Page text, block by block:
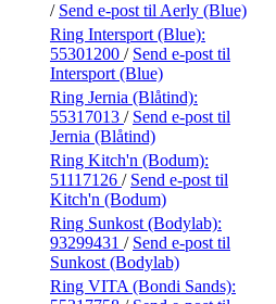
/ Send e-post til Aerly (Blue)
Ring Intersport (Blue):
55301200 / Send e-post til
Intersport (Blue)
Ring Jernia (Blåtind):
55317013 / Send e-post til
Jernia (Blåtind)
Ring Kitch'n (Bodum):
51117126 / Send e-post til
Kitch'n (Bodum)
Ring Sunkost (Bodylab):
93299431 / Send e-post til
Sunkost (Bodylab)
Ring VITA (Bondi Sands):